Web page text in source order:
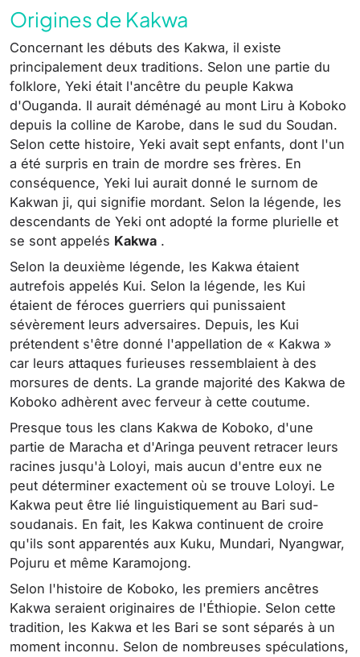
Origines de Kakwa
Concernant les débuts des Kakwa, il existe
principalement deux traditions. Selon une partie du
folklore, Yeki était l'ancêtre du peuple Kakwa
d'Ouganda. Il aurait déménagé au mont Liru à Koboko
depuis la colline de Karobe, dans le sud du Soudan.
Selon cette histoire, Yeki avait sept enfants, dont l'un
a été surpris en train de mordre ses frères. En
conséquence, Yeki lui aurait donné le surnom de
Kakwan ji, qui signifie mordant. Selon la légende, les
descendants de Yeki ont adopté la forme plurielle et
se sont appelés Kakwa .
Selon la deuxième légende, les Kakwa étaient
autrefois appelés Kui. Selon la légende, les Kui
étaient de féroces guerriers qui punissaient
sévèrement leurs adversaires. Depuis, les Kui
prétendent s'être donné l'appellation de « Kakwa »
car leurs attaques furieuses ressemblaient à des
morsures de dents. La grande majorité des Kakwa de
Koboko adhèrent avec ferveur à cette coutume.
Presque tous les clans Kakwa de Koboko, d'une
partie de Maracha et d'Aringa peuvent retracer leurs
racines jusqu'à Loloyi, mais aucun d'entre eux ne
peut déterminer exactement où se trouve Loloyi. Le
Kakwa peut être lié linguistiquement au Bari sud-
soudanais. En fait, les Kakwa continuent de croire
qu'ils sont apparentés aux Kuku, Mundari, Nyangwar,
Pojuru et même Karamojong.
Selon l'histoire de Koboko, les premiers ancêtres
Kakwa seraient originaires de l'Éthiopie. Selon cette
tradition, les Kakwa et les Bari se sont séparés à un
moment inconnu. Selon de nombreuses spéculations,